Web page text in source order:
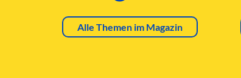
Alle Themen im Magazin